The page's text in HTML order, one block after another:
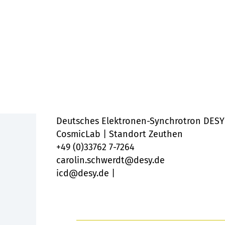
Der International Cosmic Day ist eine
internationaler Ebene mit der
Deutsches Elektronen-Synchrotron DESY
CosmicLab | Standort Zeuthen
+49 (0)33762 7-7264
carolin.schwerdt@desy.de
icd@desy.de |